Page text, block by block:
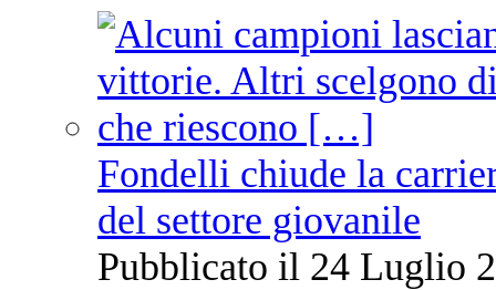
Fondelli chiude la
del settore giovanile
Pubblicato il 24 Luglio